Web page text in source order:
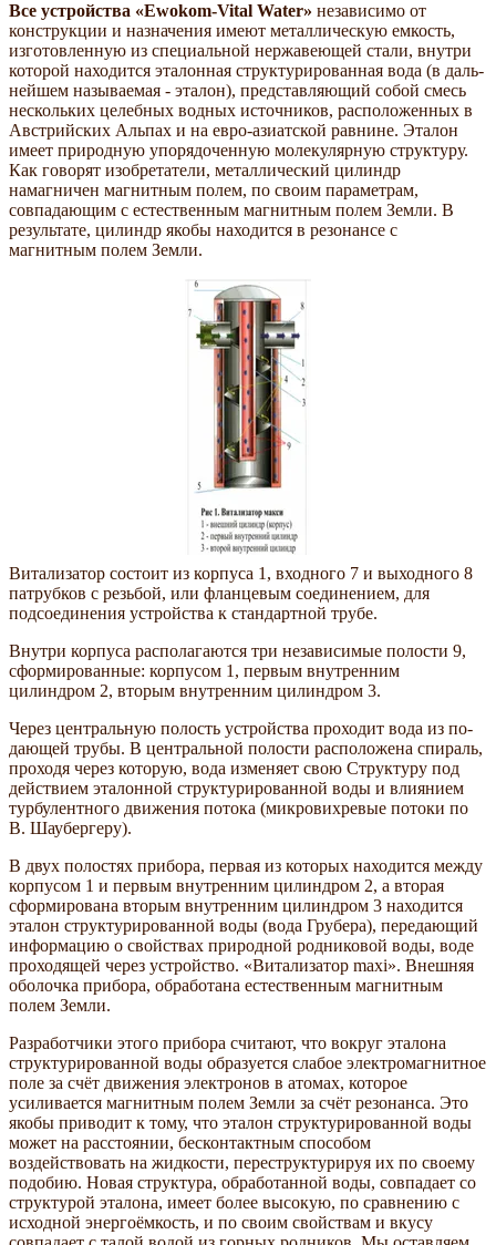
Все устройства «Ewokom-Vital Water» независимо от
конструкции и назначения имеют металлическую емкость,
изготовленную из специальной нержавеющей стали, внутри
которой находится эталонная структурированная вода (в даль­
нейшем называемая - эталон), представляющий собой смесь
нескольких целебных водных источников, расположенных в
Австрийских Альпах и на евро-азиатской равнине. Эталон
имеет природную упорядоченную молекулярную структуру.
Как говорят изобретатели, металлический цилиндр
намагничен магнитным полем, по своим параметрам,
совпадающим с естественным магнитным полем Земли. В
результате, цилиндр якобы находится в резонансе с
магнитным полем Земли.
Витализатор состоит из корпуса 1, входного 7 и выходного 8
патрубков с резьбой, или фланцевым соединением, для
подсоединения устройства к стандартной трубе.
Внутри корпуса располагаются три независимые полости 9,
сфор­мированные: корпусом 1, первым внутренним
цилиндром 2, вторым внутренним цилиндром 3.
Через центральную полость устройства проходит вода из по­
дающей трубы. В центральной полости расположена спираль,
проходя через которую, вода изменяет свою Структуру под
действием эталонной структу­рированной воды и влиянием
турбулентного движения потока (микровихревые потоки по
В. Шаубергеру).
В двух полостях прибора, первая из которых находится между
корпусом 1 и первым внутренним цилиндром 2, а вторая
сформирована вторым внутренним цилиндром 3 находится
эталон структурированной воды (вода Грубера), передающий
информацию о свойствах природной родниковой воды, воде
проходящей через устройство. «Витализатор maxi». Внешняя
оболочка прибора, обработана естественным магнитным
полем Земли.
Разработчики этого прибора считают, что вокруг эталона
структурированной воды образуется слабое электромагнитное
поле за счёт движения электронов в атомах, которое
усиливается магнитным полем Земли за счёт резонанса. Это
якобы приводит к тому, что эталон структурированной воды
может на расстоянии, бесконтактным способом
воздействовать на жидкости, переструктурируя их по своему
подобию. Новая структура, обработанной воды, совпадает со
структурой эталона, имеет более высокую, по сравнению с
исходной энергоёмкость, и по своим свойствам и вкусу